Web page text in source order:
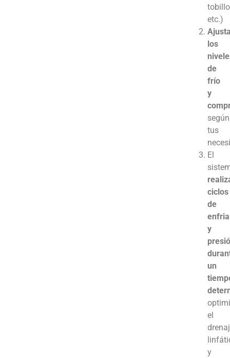
etc.)
los
de
frío
y
según
tus
El
ciclos
de
y
un
el
y